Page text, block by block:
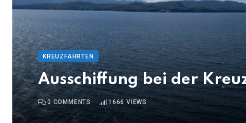
KREUZFAHRTEN
Ausschiffung bei der
0 COMMENTS 1666 VIEWS